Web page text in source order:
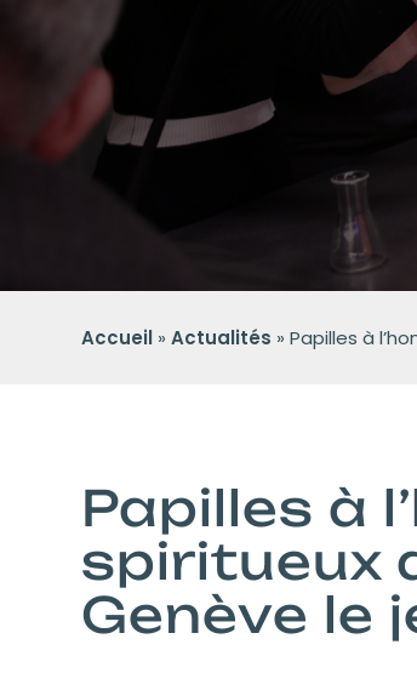
Accueil »Actualités »Papilles à
Papilles à
spiritueux
Genève le